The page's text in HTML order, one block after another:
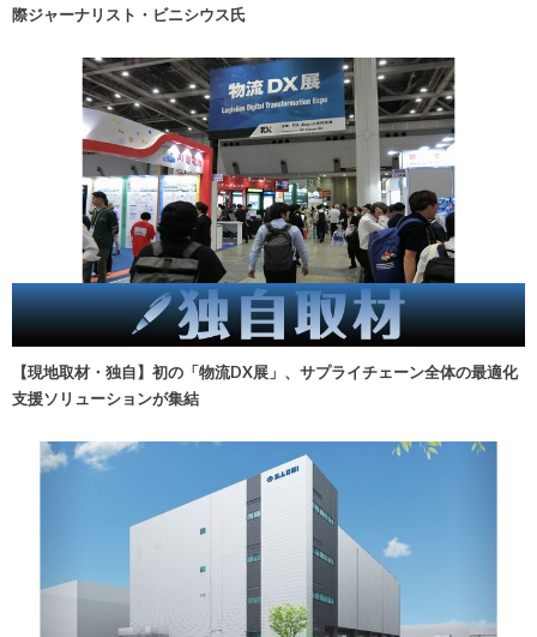
際ジャーナリスト・ビニシウス氏
【現地取材・独自】初の「物流DX展」、サプライチェーン全体の最適化
支援ソリューションが集結